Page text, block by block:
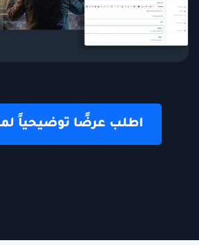
اطلب عرضًا توضيحياً